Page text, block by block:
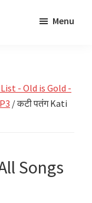
Menu
- Old is Gold -
/कटी पतंग Kati
Songs